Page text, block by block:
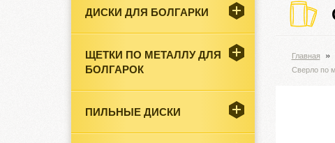
ДИСКИ ДЛЯ БОЛГАРКИ
ЩЕТКИ ПО МЕТАЛЛУ ДЛЯ
БОЛГАРОК
ПИЛЬНЫЕ ДИСКИ
Главная »
Сверло по